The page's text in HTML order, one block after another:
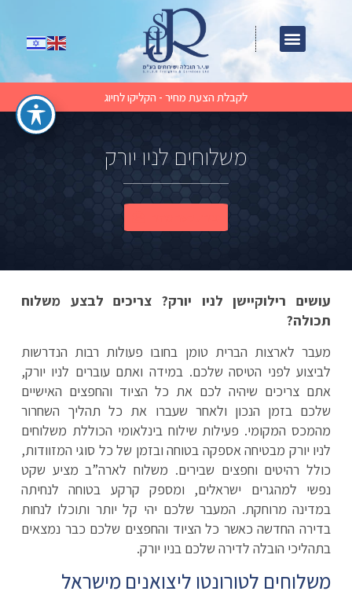
לקבלת הצעת מחיר - הקליקו לחיוג
משלוחים לניו יורק
עושים רילוקיישן לניו יורק? צריכים לבצע משלוח
תכולה?
מעבר לארצות הברית טומן בחובו פעולות רבות הנדרשות
לביצוע לפני הטיסה שלכם. במידה ואתם עוברים לניו יורק,
אתם צריכים שיהיה לכם את כל הציוד והחפצים האישיים
שלכם בזמן הנכון ולאחר שעברו את כל תהליך השחרור
מהמכס המקומי. פעילות שילוח בינלאומי הכוללת משלוחים
לניו יורק מבטיחה אספקה בטוחה ובזמן של כל סוגי המזוודות,
כולל רהיטים וחפצים שבירים. משלוח לארה”ב מציע שקט
נפשי למהגרים ישראלים, ומספק קרקע בטוחה לנחיתה
במדינה מרוחקת. המעבר שלכם יהי קל יותר ותוכלו לנחות
בדירה החדשה כאשר כל הציוד והחפצים שלכם כבר נמצאים
בתהליכי הובלה לדירה שלכם בניו יורק.
משלוחים לטורונטו ליצואנים מישראל